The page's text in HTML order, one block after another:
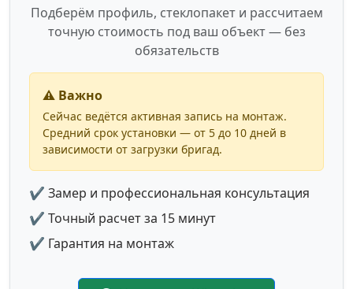
Подберём профиль, стеклопакет и рассчитаем
точную стоимость под ваш объект — без
обязательств
⚠️ Важно
Сейчас ведётся активная запись на монтаж.
Средний срок установки — от 5 до 10 дней в
зависимости от загрузки бригад.
✔ Замер и профессиональная консультация
✔ Точный расчет за 15 минут
✔ Гарантия на монтаж